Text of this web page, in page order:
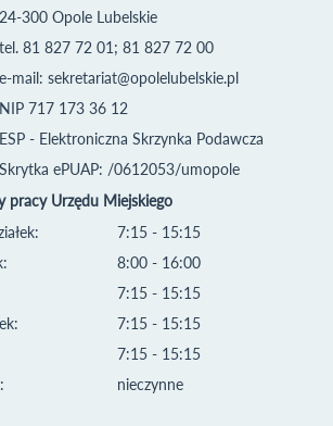
24-300 Opole Lubelskie
tel. 81 827 72 01; 81 827 72 00
e-mail: sekretariat@opolelubelskie.pl
NIP 717 173 36 12
ESP - Elektroniczna Skrzynka Podawcza
Skrytka ePUAP: /0612053/umopole
pracy Urzędu Miejskiego
7:15 - 15:15
8:00 - 16:00
7:15 - 15:15
7:15 - 15:15
7:15 - 15:15
nieczynne